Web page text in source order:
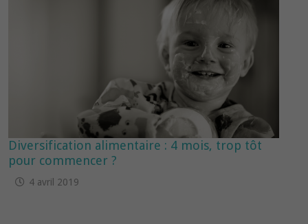
Diversification alimentaire : 4 mois, trop tôt
pour commencer ?
4 avril 2019